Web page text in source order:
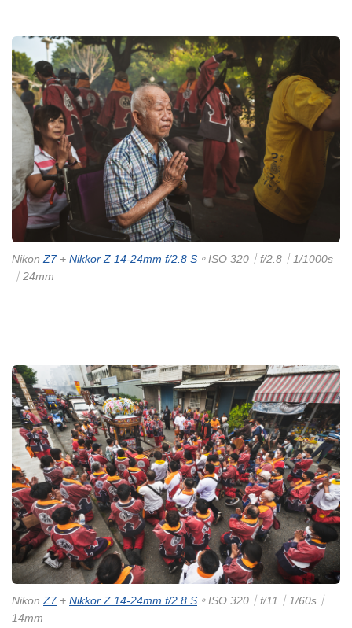
Nikon Z7+ Nikkor Z 14-24mm f/2.8 S 。ISO 320｜f/2.8｜1/1000s
｜24mm
Nikon Z7+ Nikkor Z 14-24mm f/2.8 S 。ISO 320｜f/11｜1/60s｜
14mm